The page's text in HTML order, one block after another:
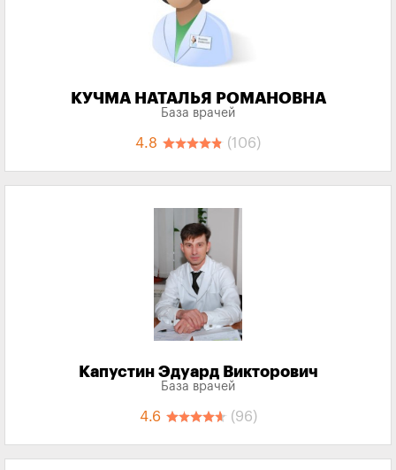
КУЧМА НАТАЛЬЯ РОМАНОВНА
База врачей
4.8 (106)
Капустин Эдуард Викторович
База врачей
4.6 (96)